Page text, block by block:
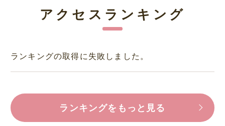
アクセスランキング
ランキングの取得に失敗しました。
ランキングをもっと見る